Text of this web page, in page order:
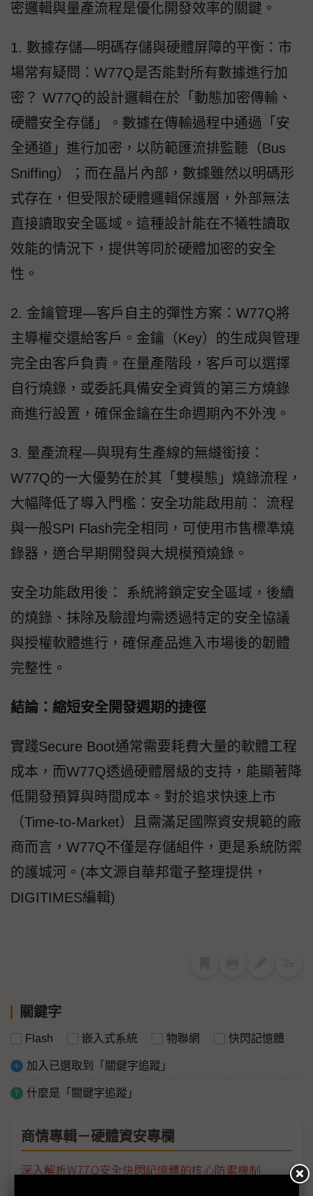
密邏輯與量產流程是優化開發效率的關鍵。
1. 數據存儲—明碼存儲與硬體屏障的平衡：市
場常有疑問：W77Q是否能對所有數據進行加
密？ W77Q的設計邏輯在於「動態加密傳輸、
硬體安全存儲」。數據在傳輸過程中通過「安
全通道」進行加密，以防範匯流排監聽（Bus
Sniffing）；而在晶片內部，數據雖然以明碼形
式存在，但受限於硬體邏輯保護層，外部無法
直接讀取安全區域。這種設計能在不犧牲讀取
效能的情況下，提供等同於硬體加密的安全
性。
2. 金鑰管理—客戶自主的彈性方案：W77Q將
主導權交還給客戶。金鑰（Key）的生成與管理
完全由客戶負責。在量產階段，客戶可以選擇
自行燒錄，或委託具備安全資質的第三方燒錄
商進行設置，確保金鑰在生命週期內不外洩。
3. 量產流程—與現有生產線的無縫銜接：
W77Q的一大優勢在於其「雙模態」燒錄流程，
大幅降低了導入門檻：安全功能啟用前： 流程
與一般SPI Flash完全相同，可使用市售標準燒
錄器，適合早期開發與大規模預燒錄。
安全功能啟用後： 系統將鎖定安全區域，後續
的燒錄、抹除及驗證均需透過特定的安全協議
與授權軟體進行，確保產品進入市場後的韌體
完整性。
結論：縮短安全開發週期的捷徑
實踐Secure Boot通常需要耗費大量的軟體工程
成本，而W77Q透過硬體層級的支持，能顯著降
低開發預算與時間成本。對於追求快速上市
（Time-to-Market）且需滿足國際資安規範的廠
商而言，W77Q不僅是存儲組件，更是系統防禦
的護城河。(本文源自華邦電子整理提供，
DIGITIMES編輯)
關鍵字
Flash 嵌入式系統 物聯網 快閃記憶體
加入已選取到「關鍵字追蹤」
什麼是「關鍵字追蹤」
商情專輯－硬體資安專欄
深入解析W77Q安全快閃記憶體的核心防禦機制